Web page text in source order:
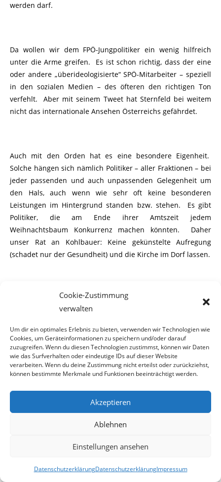
Cookie-Zustimmung
verwalten
Um dir ein optimales Erlebnis zu bieten, verwenden wir Technologien wie
Cookies, um Geräteinformationen zu speichern und/oder darauf
zuzugreifen. Wenn du diesen Technologien zustimmst, können wir Daten
wie das Surfverhalten oder eindeutige IDs auf dieser Website
verarbeiten. Wenn du deine Zustimmung nicht erteilst oder zurückziehst,
können bestimmte Merkmale und Funktionen beeinträchtigt werden.
Akzeptieren
Ablehnen
Einstellungen ansehen
DatenschutzerklärungDatenschutzerklärungImpressum
werden darf.
Da wollen wir dem FPÖ-Jungpolitiker ein wenig hilfreich
unter die Arme greifen. Es ist schon richtig, dass der eine
oder andere „überideologisierte“ SPÖ-Mitarbeiter – speziell
in den sozialen Medien – des öfteren den richtigen Ton
verfehlt. Aber mit seinem Tweet hat Sternfeld bei weitem
nicht das internationale Ansehen Österreichs gefährdet.
Auch mit den Orden hat es eine besondere Eigenheit.
Solche hängen sich nämlich Politiker – aller Fraktionen – bei
jeder passenden und auch unpassenden Gelegenheit um
den Hals, auch wenn wie sehr oft keine besonderen
Leistungen im Hintergrund standen bzw. stehen. Es gibt
Politiker, die am Ende ihrer Amtszeit jedem
Weihnachtsbaum Konkurrenz machen könnten. Daher
unser Rat an Kohlbauer: Keine gekünstelte Aufregung
(schadet nur der Gesundheit) und die Kirche im Dorf lassen.
9. März 2019
FPÖ-FAILS bezeichnet jüdischen
Verein als „dubiose Foundation“
Auch gegen einen Israel-